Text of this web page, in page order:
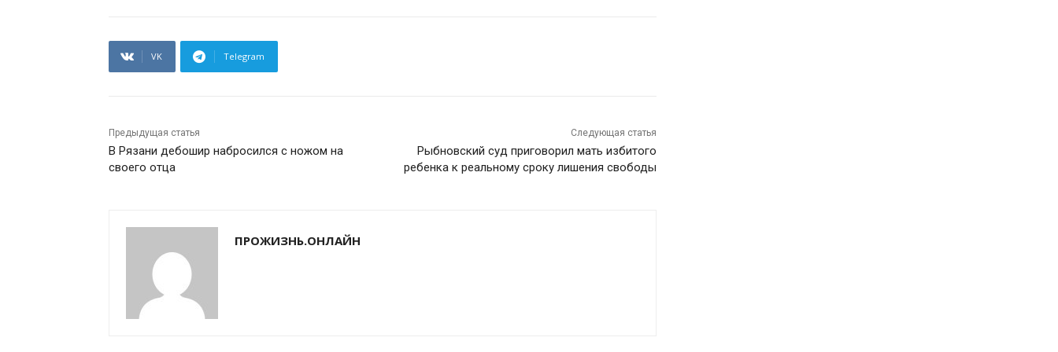
VK Telegram
Предыдущая статья
В Рязани дебошир набросился с ножом на
своего отца
Следующая статья
Рыбновский суд приговорил мать избитого
ребенка к реальному сроку лишения свободы
ПРОЖИЗНЬ.ОНЛАЙН